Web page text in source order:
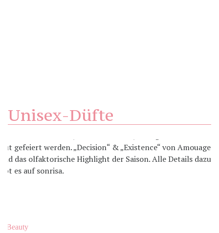
Unisex-Düfte
Beauty